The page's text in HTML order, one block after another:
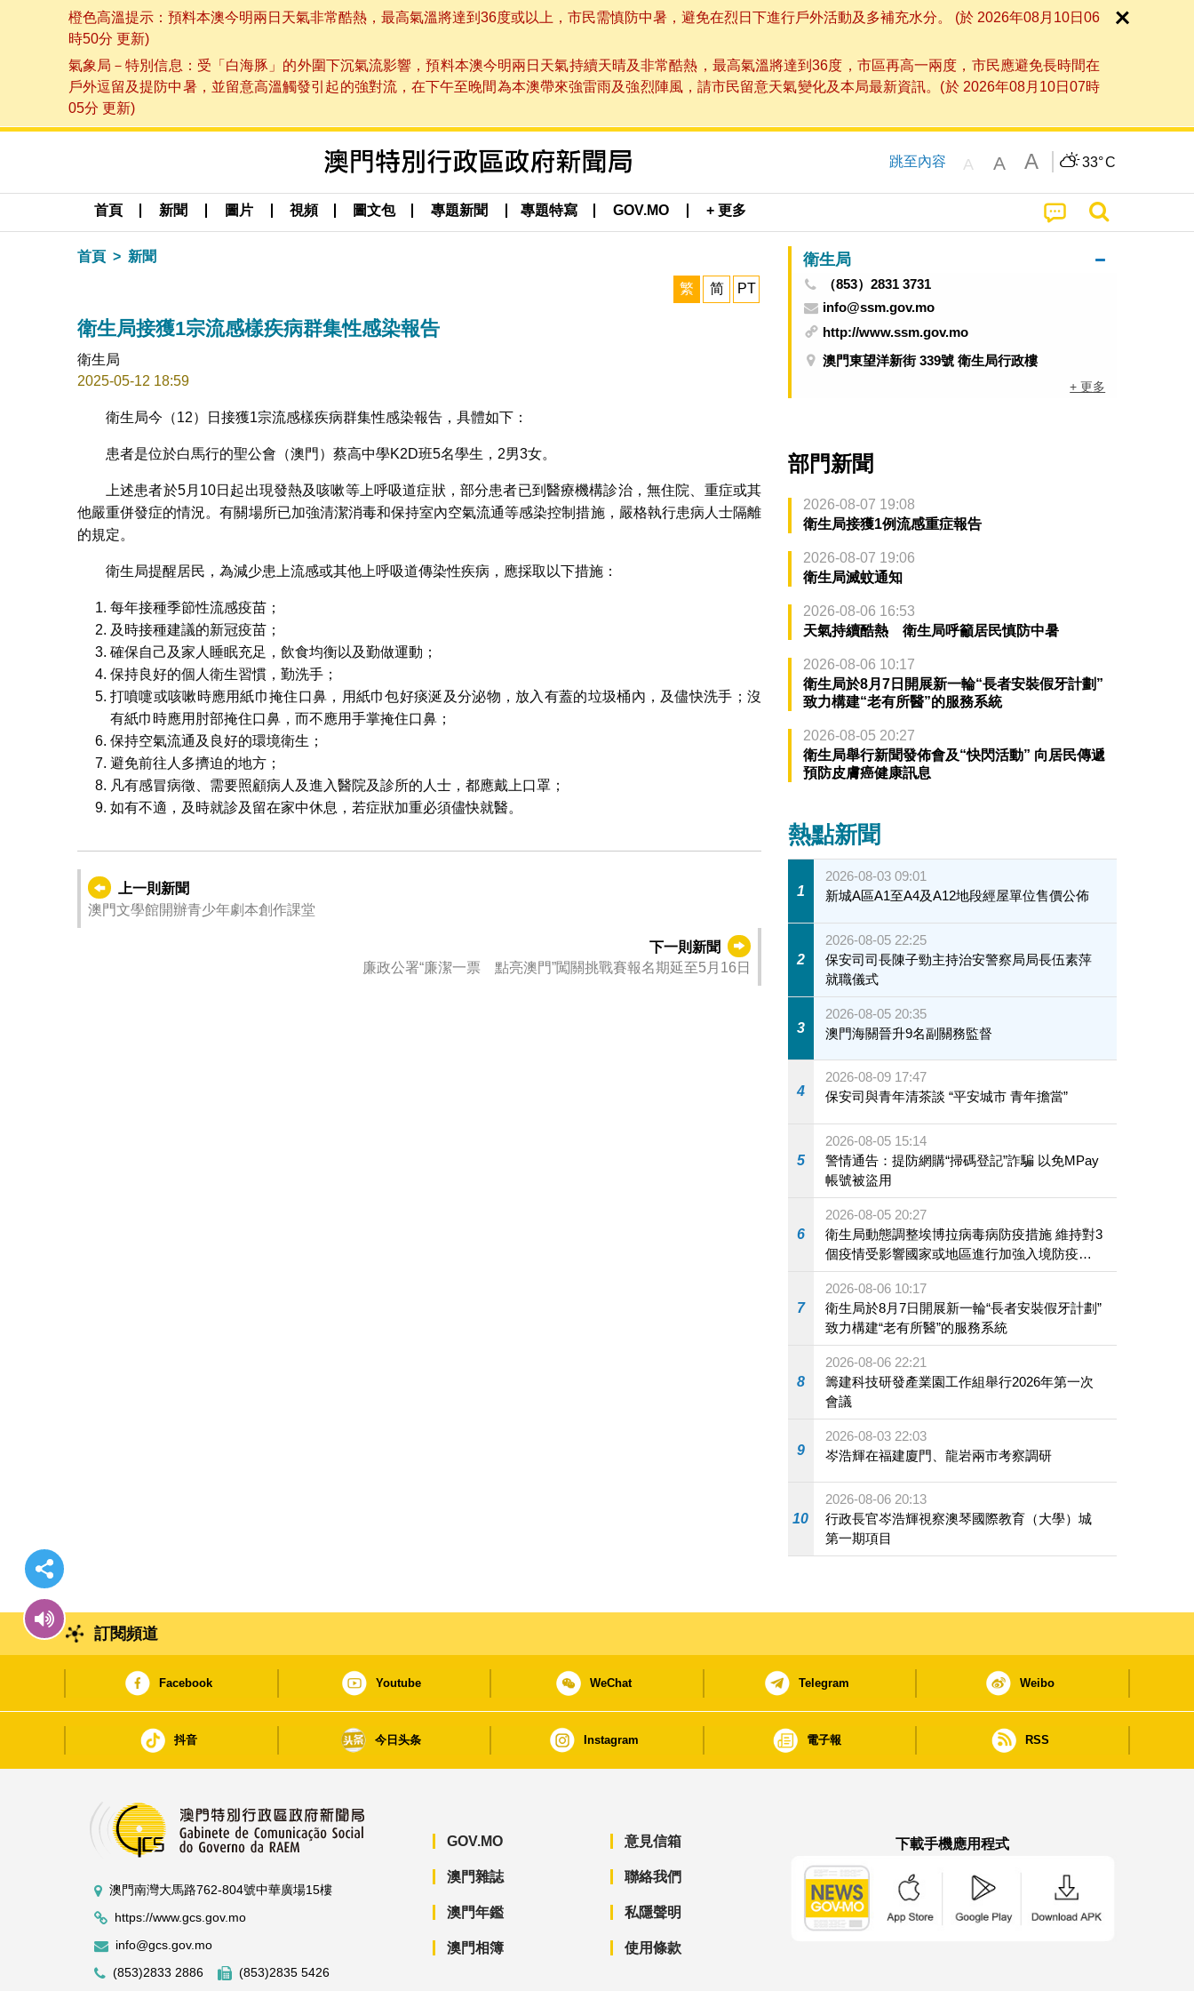
橙色高溫提示：預料本澳今明兩日天氣非常酷熱，最高氣溫將達到36度或以上，市民需慎防中暑，避免在烈日下進行戶外活動及多補充水分。 (於 2026年08月10日06
時50分 更新)
氣象局－特別信息：受「白海豚」的外圍下沉氣流影響，預料本澳今明兩日天氣持續天晴及非常酷熱，最高氣溫將達到36度，市區再高一兩度，市民應避免長時間在
戶外逗留及提防中暑，並留意高溫觸發引起的強對流，在下午至晚間為本澳帶來強雷雨及強烈陣風，請市民留意天氣變化及本局最新資訊。(於 2026年08月10日07時
05分 更新)
跳至內容 A A A 33°C
首頁 新聞 圖片 視頻 圖文包 專題新聞 專題特寫 GOV.MO + 更多
首頁 新聞
繁 简 PT
衛生局接獲1宗流感樣疾病群集性感染報告
衛生局
2025-05-12 18:59
衛生局今（12）日接獲1宗流感樣疾病群集性感染報告，具體如下：
患者是位於白馬行的聖公會（澳門）蔡高中學K2D班5名學生，2男3女。
上述患者於5月10日起出現發熱及咳嗽等上呼吸道症狀，部分患者已到醫療機構診治，無住院、重症或其
他嚴重併發症的情況。有關場所已加強清潔消毒和保持室內空氣流通等感染控制措施，嚴格執行患病人士隔離
的規定。
衛生局提醒居民，為減少患上流感或其他上呼吸道傳染性疾病，應採取以下措施：
每年接種季節性流感疫苗；
及時接種建議的新冠疫苗；
確保自己及家人睡眠充足，飲食均衡以及勤做運動；
保持良好的個人衛生習慣，勤洗手；
打噴嚏或咳嗽時應用紙巾掩住口鼻，用紙巾包好痰涎及分泌物，放入有蓋的垃圾桶內，及儘快洗手；沒
有紙巾時應用肘部掩住口鼻，而不應用手掌掩住口鼻；
保持空氣流通及良好的環境衛生；
避免前往人多擠迫的地方；
凡有感冒病徵、需要照顧病人及進入醫院及診所的人士，都應戴上口罩；
如有不適，及時就診及留在家中休息，若症狀加重必須儘快就醫。
上一則新聞
澳門文學館開辦青少年劇本創作課堂
下一則新聞
廉政公署“廉潔一票 點亮澳門”闖關挑戰賽報名期延至5月16日
衛生局
（853）2831 3731
info@ssm.gov.mo
http://www.ssm.gov.mo
澳門東望洋新街 339號 衛生局行政樓
+ 更多
部門新聞
2026-08-07 19:08
衛生局接獲1例流感重症報告
2026-08-07 19:06
衛生局滅蚊通知
2026-08-06 16:53
天氣持續酷熱 衛生局呼籲居民慎防中暑
2026-08-06 10:17
衛生局於8月7日開展新一輪“長者安裝假牙計劃”
致力構建“老有所醫”的服務系統
2026-08-05 20:27
衛生局舉行新聞發佈會及“快閃活動” 向居民傳遞
預防皮膚癌健康訊息
熱點新聞
1
2026-08-03 09:01
新城A區A1至A4及A12地段經屋單位售價公佈
2
2026-08-05 22:25
保安司司長陳子勁主持治安警察局局長伍素萍
就職儀式
3
2026-08-05 20:35
澳門海關晉升9名副關務監督
4
2026-08-09 17:47
保安司與青年清茶談 “平安城市 青年擔當”
5
2026-08-05 15:14
警情通告：提防網購“掃碼登記”詐騙 以免MPay
帳號被盜用
6
2026-08-05 20:27
衛生局動態調整埃博拉病毒病防疫措施 維持對3
個疫情受影響國家或地區進行加強入境防疫措
施
7
2026-08-06 10:17
衛生局於8月7日開展新一輪“長者安裝假牙計劃”
致力構建“老有所醫”的服務系統
8
2026-08-06 22:21
籌建科技研發產業園工作組舉行2026年第一次
會議
9
2026-08-03 22:03
岑浩輝在福建廈門、龍岩兩市考察調研
10
2026-08-06 20:13
行政長官岑浩輝視察澳琴國際教育（大學）城
第一期項目
訂閱頻道
Facebook Youtube WeChat Telegram Weibo
抖音 今日头条 Instagram 電子報 RSS
澳門南灣大馬路762-804號中華廣場15樓
https://www.gcs.gov.mo
info@gcs.gov.mo
(853)2833 2886
(853)2835 5426
GOV.MO
澳門雜誌
澳門年鑑
澳門相簿
意見信箱
聯絡我們
私隱聲明
使用條款
下載手機應用程式